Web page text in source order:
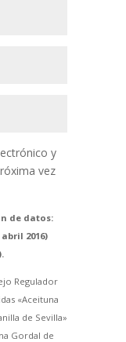
y
vez
de datos:
2016)
Regulador
«Aceituna
de Sevilla»
Gordal de